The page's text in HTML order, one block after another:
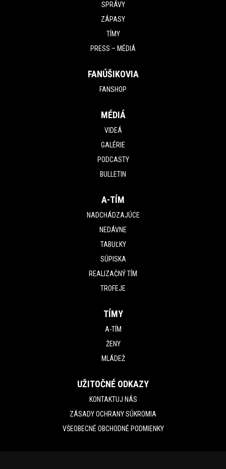
SPRÁVY
ZÁPASY
TÍMY
PRESS – MÉDIÁ
FANÚŠIKOVIA
FANSHOP
MÉDIÁ
VIDEÁ
GALÉRIE
PODCASTY
BULLETIN
A-TÍM
NADCHÁDZAJÚCE
NEDÁVNE
TABUĽKY
SÚPISKA
REALIZAČNÝ TÍM
TROFEJE
TÍMY
A-TÍM
ŽENY
MLÁDEŽ
UŽITOČNÉ ODKAZY
KONTAKTUJ NÁS
ZÁSADY OCHRANY SÚKROMIA
VŠEOBECNÉ OBCHODNÉ PODMIENKY